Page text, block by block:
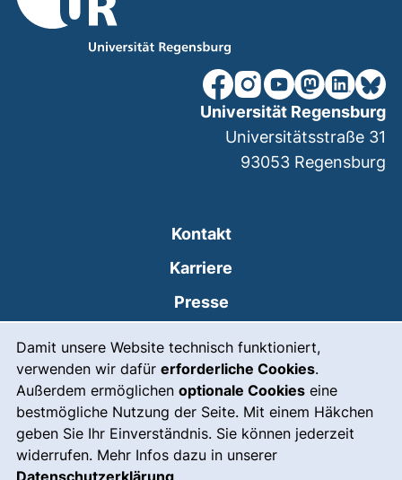
Damit unsere Website technisch funktioniert,
verwenden wir dafür erforderliche Cookies.
Außerdem ermöglichen optionale Cookies eine
bestmögliche Nutzung der Seite. Mit einem Häkchen
geben Sie Ihr Einverständnis. Sie können jederzeit
widerrufen. Mehr Infos dazu in unserer
Datenschutzerklärung
unsere Facebook-Seite
unsere Instagram-
unsere YouTube-
unsereunsere
Kontakt
Karriere
Presse
Leichte Sprache
Gebärdensprache
Notfall(externer Link, öffnet
Impressum
Universität Regensburg
Universitätsstraße 31
93053 Regensburg